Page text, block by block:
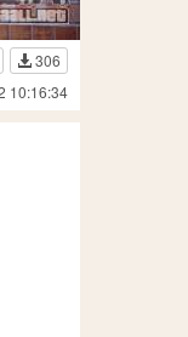
306
10:16:34